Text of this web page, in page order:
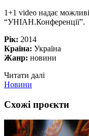
1+1 video надає
“УНІАН.Конференції”.
Рік: 2014
Країна: Україна
Жанр: новини
Читати далі
Новини
Схожі проєкти